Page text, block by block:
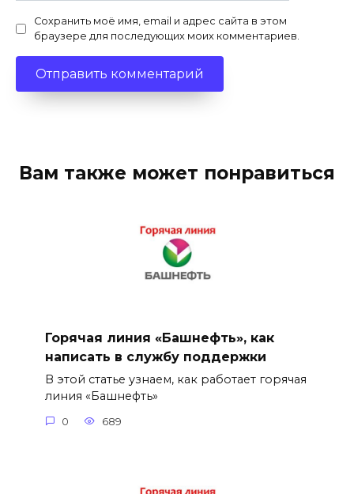
Сохранить моё имя, email и адрес сайта в этом
браузере для последующих моих комментариев.
Вам также может понравиться
Горячая линия «Башнефть», как
написать в службу поддержки
В этой статье узнаем, как работает горячая
линия «Башнефть»
0 689